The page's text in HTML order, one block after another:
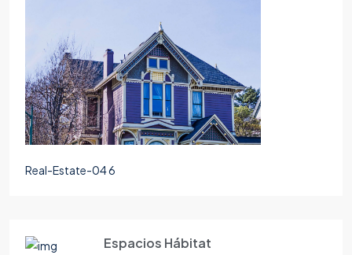
Real-Estate-04 6
Espacios Hábitat